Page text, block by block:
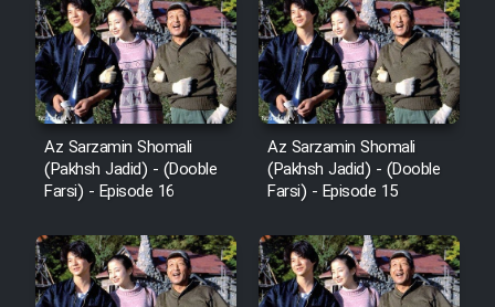
Az Sarzamin Shomali
(Pakhsh Jadid) - (Dooble
Farsi) - Episode 16
Az Sarzamin Shomali
(Pakhsh Jadid) - (Dooble
Farsi) - Episode 15